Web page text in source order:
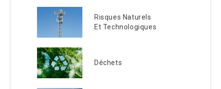
Risques Naturels
Et Technologiques
Déchets